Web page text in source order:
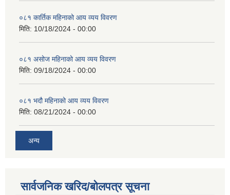
०८१ कार्तिक महिनाको आय व्यय विवरण
मिति: 10/18/2024 - 00:00
०८१ असोज महिनाको आय व्यय विवरण
मिति: 09/18/2024 - 00:00
०८१ भदौ महिनाको आय व्यय विवरण
मिति: 08/21/2024 - 00:00
अन्य
सार्वजनिक खरिद/बोलपत्र सूचना